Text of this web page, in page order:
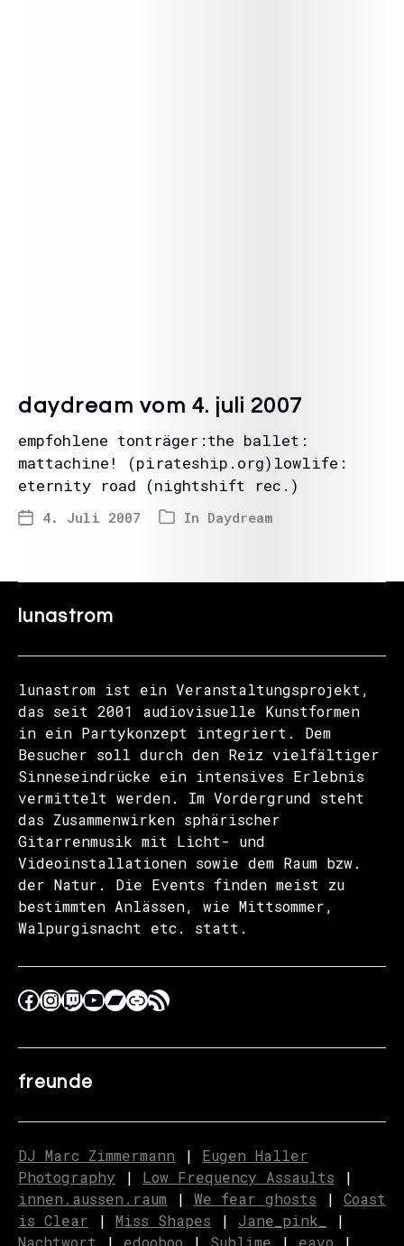
daydream vom 4. juli 2007
empfohlene tonträger:the ballet:
mattachine! (pirateship.org)lowlife:
eternity road (nightshift rec.)
4. Juli 2007 In Daydream
lunastrom
lunastrom ist ein Veranstaltungsprojekt,
das seit 2001 audiovisuelle Kunstformen
in ein Partykonzept integriert. Dem
Besucher soll durch den Reiz vielfältiger
Sinneseindrücke ein intensives Erlebnis
vermittelt werden. Im Vordergrund steht
das Zusammenwirken sphärischer
Gitarrenmusik mit Licht- und
Videoinstallationen sowie dem Raum bzw.
der Natur. Die Events finden meist zu
bestimmten Anlässen, wie Mittsommer,
Walpurgisnacht etc. statt.
freunde
DJ Marc Zimmermann | Eugen Haller
Photography | Low Frequency Assaults |
innen.aussen.raum | We fear ghosts | Coast
is Clear | Miss Shapes | Jane_pink_
|
Nachtwort | edooboo | Sublime | eavo |